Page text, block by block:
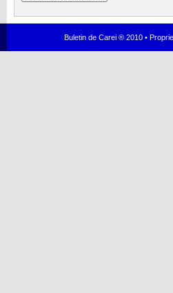
Buletin de Carei ® 2010 •